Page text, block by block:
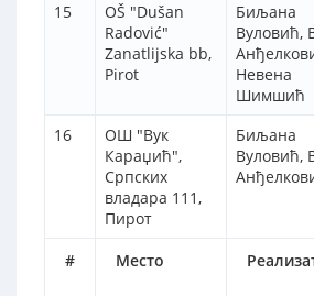
# Место
15
OŠ "Dušan
Radović"
Zanatlijska bb,
Pirot
Биљана
Вуловић,
Невена
Шимшић
16
ОШ "Вук
Караџић",
Српских
владара 111,
Пирот
Биљана
Вуловић,